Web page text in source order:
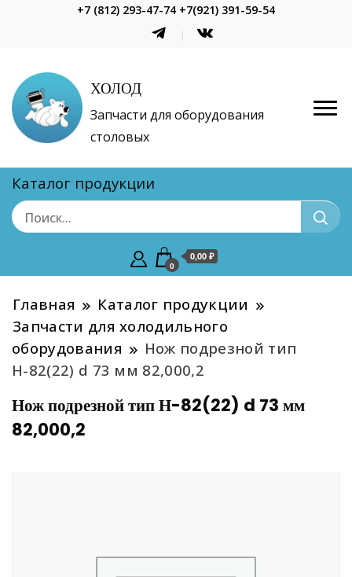
+7 (812) 293-47-74 +7(921) 391-59-54
ХОЛОД
Запчасти для оборудования
столовых
Каталог продукции
0
0,00 ₽
Главная
Каталог продукции
Запчасти для холодильного
оборудования
Нож подрезной тип
Н-82(22) d 73 мм 82,000,2
Нож подрезной тип Н-82(22) d 73 мм
82,000,2